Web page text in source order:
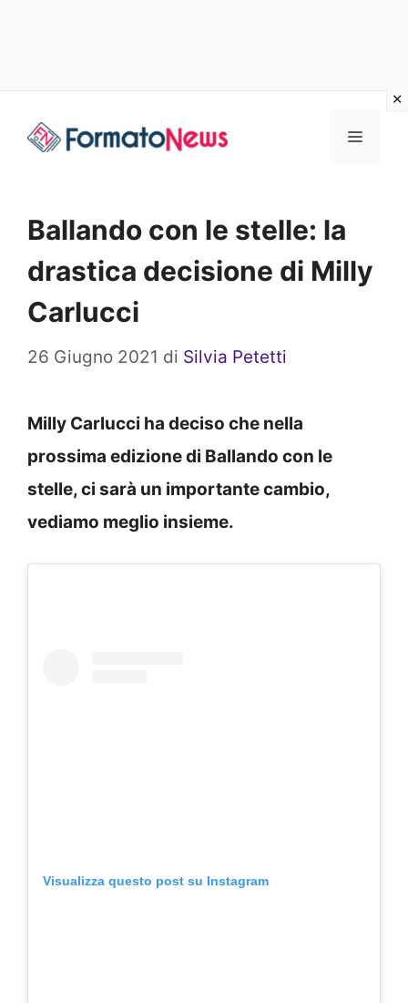
Menu
Ballando con le stelle: la
drastica decisione di Milly
Carlucci
26 Giugno 2021 di Silvia Petetti
Milly Carlucci ha deciso che nella
prossima edizione di Ballando con le
stelle, ci sarà un importante cambio,
vediamo meglio insieme.
Visualizza questo post su Instagram